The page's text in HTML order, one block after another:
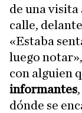
de una visita
calle,
«Estaba
luego
con alguien
informantes
dónde se